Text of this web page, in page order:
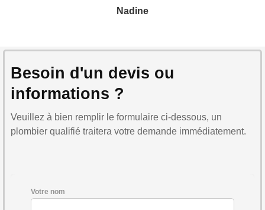
Nadine
Besoin d'un devis ou
informations ?
Veuillez à bien remplir le formulaire ci-dessous, un
plombier qualifié traitera votre demande immédiatement.
Votre nom